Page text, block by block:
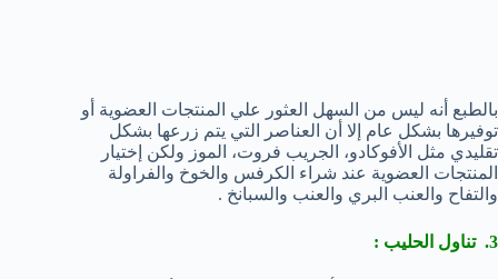
بالطبع أنه ليس من السهل العثور علي المنتجات العضوية أو
توفيرها بشكل عام إلا أن العناصر التي يتم زرعها بشكل
تقليدي مثل الأفوكادو، الجريب فروت، الموز ولكن إختيار
المنتجات العضوية عند شراء الكرفس والخوخ والفراولة
والتفاح والعنب البري والعنب والسبانخ .
3. تناول الحليب :